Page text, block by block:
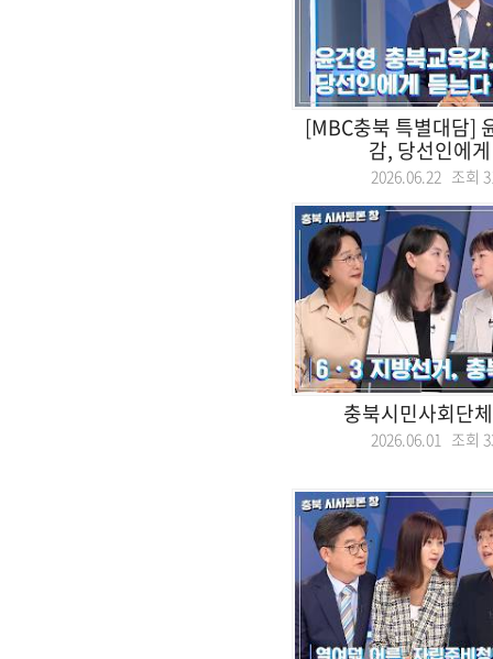
[MBC충북 특별대담]
감, 당선인에
2026.06.22 조회
충북시민사회단
2026.06.01 조회